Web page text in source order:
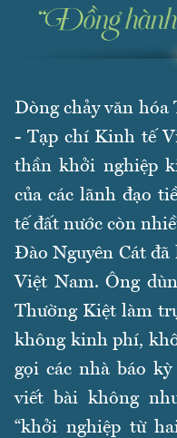
Dòng chảy văn
- Tạp chí Kinh tế
thần khởi nghiệp
của các lãnh đạo
tế đất nước còn
Đào Nguyên Cát
Việt Nam. Ông
Thường Kiệt làm
không kinh phí,
gọi các nhà báo
viết bài không
“khởi nghiệp từ